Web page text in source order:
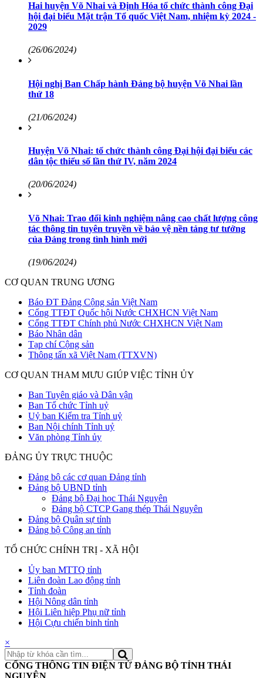
Hai huyện Võ Nhai và Định Hóa tổ chức thành công Đại
hội đại biểu Mặt trận Tổ quốc Việt Nam, nhiệm kỳ 2024 -
2029
(26/06/2024)
Hội nghị Ban Chấp hành Đảng bộ huyện Võ Nhai lần
thứ 18
(21/06/2024)
Huyện Võ Nhai: tổ chức thành công Đại hội đại biểu các
dân tộc thiểu số lần thứ IV, năm 2024
(20/06/2024)
Võ Nhai: Trao đổi kinh nghiệm nâng cao chất lượng công
tác thông tin tuyên truyền về bảo vệ nền tảng tư tưởng
của Đảng trong tình hình mới
(19/06/2024)
CƠ QUAN TRUNG ƯƠNG
Báo ĐT Đảng Cộng sản Việt Nam
Cổng TTĐT Quốc hội Nước CHXHCN Việt Nam
Cổng TTĐT Chính phủ Nước CHXHCN Việt Nam
Báo Nhân dân
Tạp chí Cộng sản
Thông tấn xã Việt Nam (TTXVN)
CƠ QUAN THAM MƯU GIÚP VIỆC TỈNH ỦY
Ban Tuyên giáo và Dân vận
Ban Tổ chức Tỉnh uỷ
Uỷ ban Kiểm tra Tỉnh uỷ
Ban Nội chính Tỉnh uỷ
Văn phòng Tỉnh ủy
ĐẢNG ỦY TRỰC THUỘC
Đảng bộ các cơ quan Đảng tỉnh
Đảng bộ UBND tỉnh
Đảng bộ Đại học Thái Nguyên
Đảng bộ CTCP Gang thép Thái Nguyên
Đảng bộ Quân sự tỉnh
Đảng bộ Công an tỉnh
TỔ CHỨC CHÍNH TRỊ - XÃ HỘI
Ủy ban MTTQ tỉnh
Liên đoàn Lao động tỉnh
Tỉnh đoàn
Hội Nông dân tỉnh
Hội Liên hiệp Phụ nữ tỉnh
Hội Cựu chiến binh tỉnh
×
CỔNG THÔNG TIN ĐIỆN TỬ ĐẢNG BỘ TỈNH THÁI
NGUYÊN